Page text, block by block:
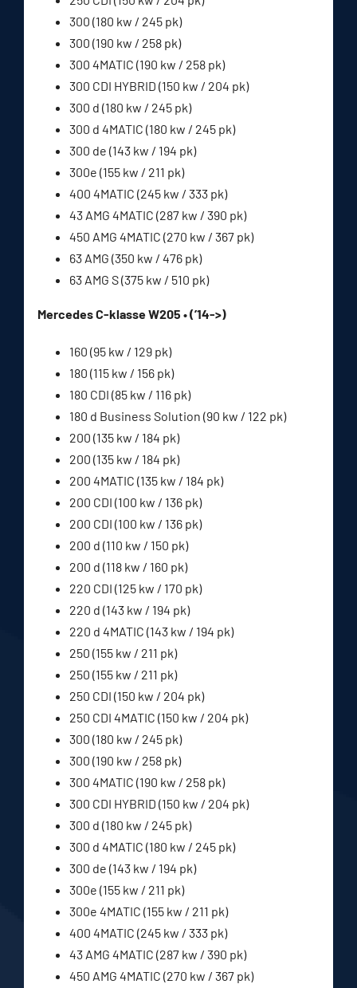
300 (180 kw / 245 pk)
300 (190 kw / 258 pk)
300 4MATIC (190 kw / 258 pk)
300 CDI HYBRID (150 kw / 204 pk)
300 d (180 kw / 245 pk)
300 d 4MATIC (180 kw / 245 pk)
300 de (143 kw / 194 pk)
300e (155 kw / 211 pk)
400 4MATIC (245 kw / 333 pk)
43 AMG 4MATIC (287 kw / 390 pk)
450 AMG 4MATIC (270 kw / 367 pk)
63 AMG (350 kw / 476 pk)
63 AMG S (375 kw / 510 pk)
Mercedes C-klasse W205 • (’14->)
160 (95 kw / 129 pk)
180 (115 kw / 156 pk)
180 CDI (85 kw / 116 pk)
180 d Business Solution (90 kw / 122 pk)
200 (135 kw / 184 pk)
200 (135 kw / 184 pk)
200 4MATIC (135 kw / 184 pk)
200 CDI (100 kw / 136 pk)
200 CDI (100 kw / 136 pk)
200 d (110 kw / 150 pk)
200 d (118 kw / 160 pk)
220 CDI (125 kw / 170 pk)
220 d (143 kw / 194 pk)
220 d 4MATIC (143 kw / 194 pk)
250 (155 kw / 211 pk)
250 (155 kw / 211 pk)
250 CDI (150 kw / 204 pk)
250 CDI 4MATIC (150 kw / 204 pk)
300 (180 kw / 245 pk)
300 (190 kw / 258 pk)
300 4MATIC (190 kw / 258 pk)
300 CDI HYBRID (150 kw / 204 pk)
300 d (180 kw / 245 pk)
300 d 4MATIC (180 kw / 245 pk)
300 de (143 kw / 194 pk)
300e (155 kw / 211 pk)
300e 4MATIC (155 kw / 211 pk)
400 4MATIC (245 kw / 333 pk)
43 AMG 4MATIC (287 kw / 390 pk)
450 AMG 4MATIC (270 kw / 367 pk)